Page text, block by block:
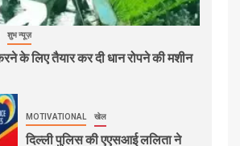
शुभ न्यूज़
के लिए तैयार कर दी धान रोपने की मशीन
MOTIVATIONAL खेल
दिल्ली पुलिस की एएसआई ललिता ने